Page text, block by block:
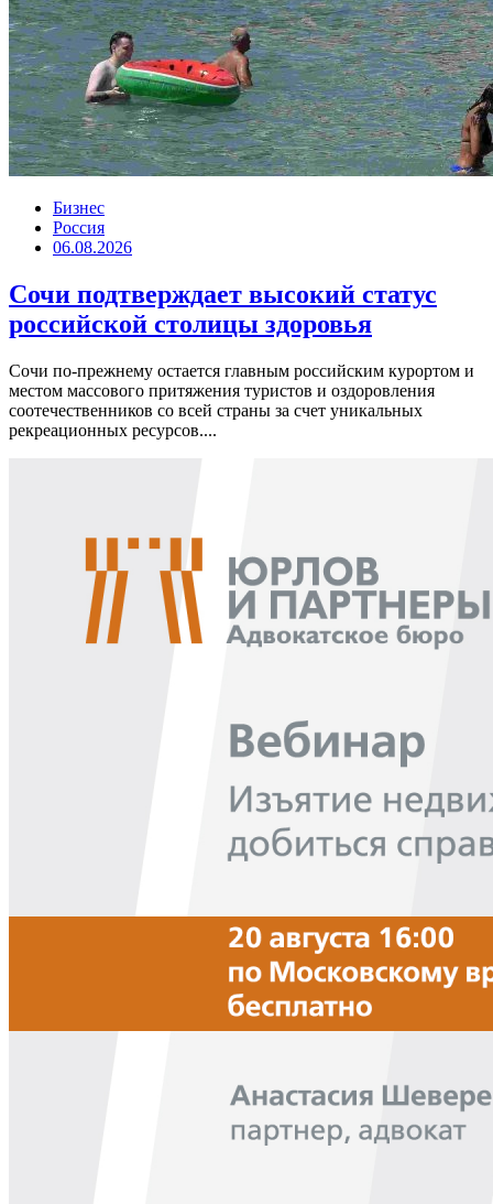
Бизнес
Россия
06.08.2026
Сочи подтверждает высокий статус
российской столицы здоровья
Сочи по-прежнему остается главным российским курортом и
местом массового притяжения туристов и оздоровления
соотечественников со всей страны за счет уникальных
рекреационных ресурсов....